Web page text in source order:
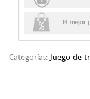
Categorías: Juego de